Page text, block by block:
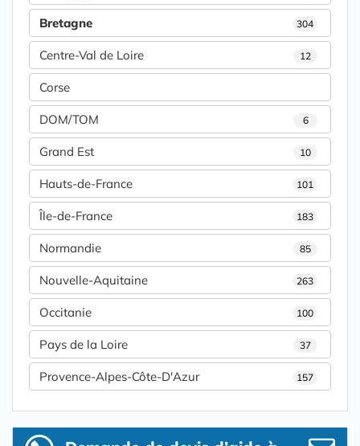
Bretagne 304
Centre-Val de Loire 12
Corse
DOM/TOM 6
Grand Est 10
Hauts-de-France 101
Île-de-France 183
Normandie 85
Nouvelle-Aquitaine 263
Occitanie 100
Pays de la Loire 37
Provence-Alpes-Côte-D'Azur 157